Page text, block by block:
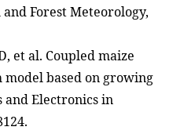
Forest Meteorology,
et al. Coupled maize
based on growing
and Electronics in